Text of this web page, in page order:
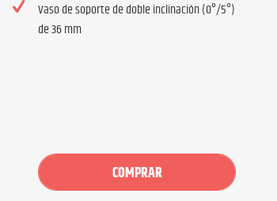
Vaso de soporte de doble inclinación (0°/5°)
de 36 mm
COMPRAR